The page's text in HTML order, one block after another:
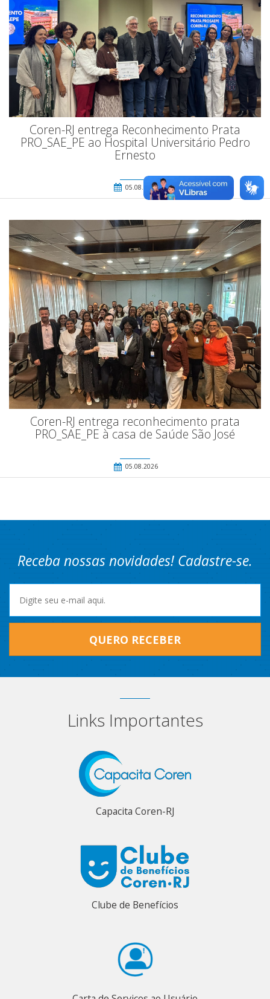
Coren-RJ entrega Reconhecimento Prata
PRO_SAE_PE ao Hospital Universitário Pedro
Ernesto
05.08.2026
Coren-RJ entrega reconhecimento prata
PRO_SAE_PE à casa de Saúde São José
05.08.2026
Receba nossas novidades! Cadastre-se.
QUERO RECEBER
Links Importantes
Capacita Coren-RJ
Clube de Benefícios